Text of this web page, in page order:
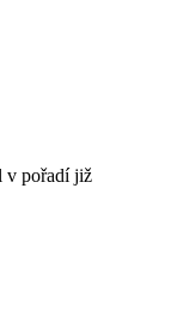
v pořadí již